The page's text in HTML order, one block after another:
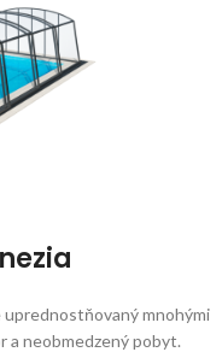
uprednostňovaný mnohými
a neobmedzený pobyt.